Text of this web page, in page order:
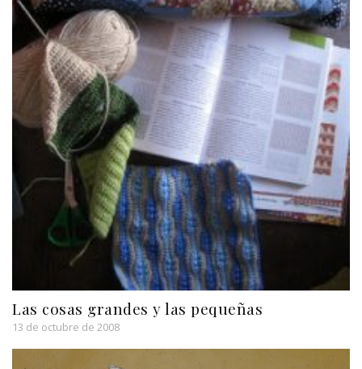
Las cosas grandes y las pequeñas
13 de octubre de 2008